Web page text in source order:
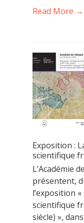
Read More →
Exposition :
scientifique
L’Académie
présentent,
l’exposition
scientifique
siècle) », dans